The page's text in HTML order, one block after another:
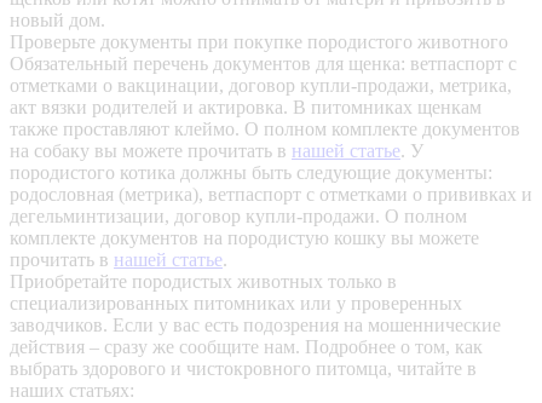
новый дом.
Проверьте документы при покупке породистого животного
Обязательный перечень документов для щенка: ветпаспорт с
отметками о вакцинации, договор купли-продажи, метрика,
акт вязки родителей и актировка. В питомниках щенкам
также проставляют клеймо. О полном комплекте документов
на собаку вы можете прочитать в нашей статье. У
породистого котика должны быть следующие документы:
родословная (метрика), ветпаспорт с отметками о прививках и
дегельминтизации, договор купли-продажи. О полном
комплекте документов на породистую кошку вы можете
прочитать в нашей статье.
Приобретайте породистых животных только в
специализированных питомниках или у проверенных
заводчиков. Если у вас есть подозрения на мошеннические
действия – сразу же сообщите нам. Подробнее о том, как
выбрать здорового и чистокровного питомца, читайте в
наших статьях: